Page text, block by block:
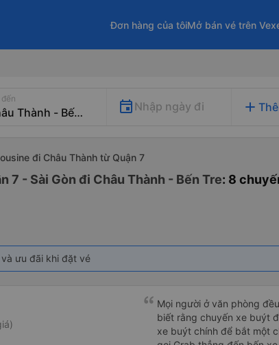
Đơn hàng của tôiMở bán vé trên
Nhập ngày đi add
đi Châu Thành từ Quận 7
7 - Sài Gòn đi Châu Thành - Bến Tre: 8
ưu đãi khi đặt vé
Mọi người ở văn phòng
biết rằng chuyến xe buýt
xe buýt chính để bắt một